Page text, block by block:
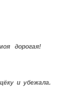
дорогая!
и убежала.